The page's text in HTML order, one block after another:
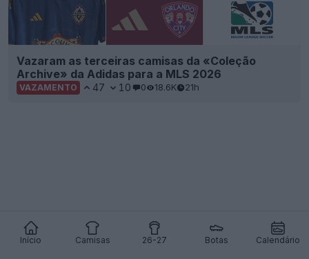
Início Camisas 26-27 Botas Calendário
Vazaram as terceiras camisas da «Coleção
Archive» da Adidas para a MLS 2026
VAZAMENTO 47 10 0 18.6K 21h